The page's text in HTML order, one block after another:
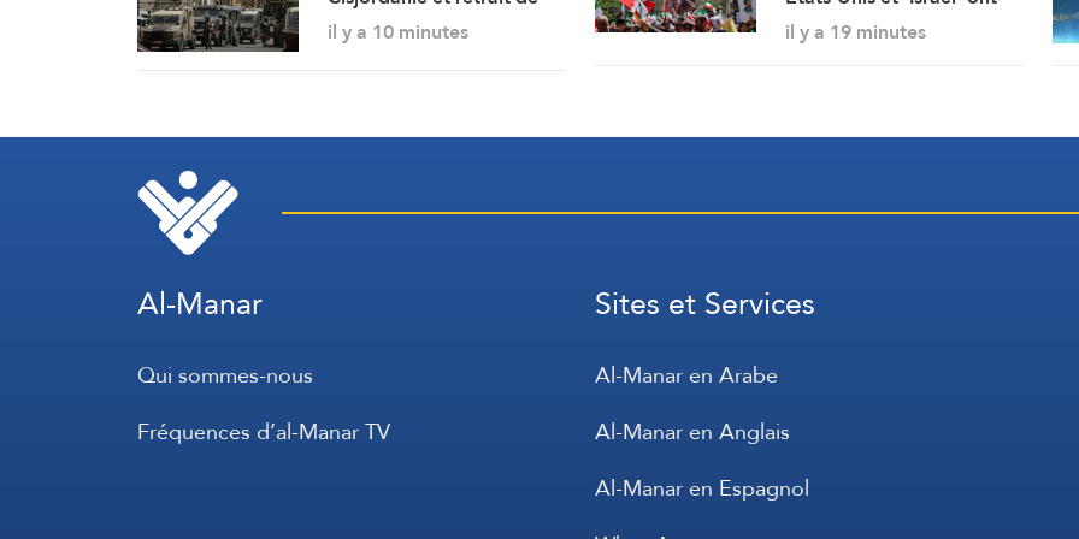
l’occupation de Qalandiya
il y a 10 minutes
perdu, l’Iran triomphe
il y a 19 minutes
Al-Manar
Qui sommes-nous
Fréquences d’al-Manar TV
Sites et Services
Al-Manar en Arabe
Al-Manar en Anglais
Al-Manar en Espagnol